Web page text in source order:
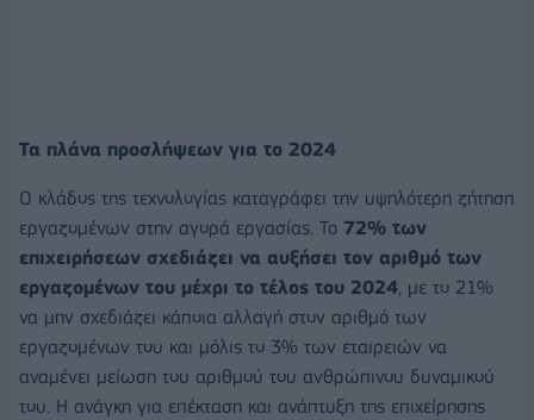
Τα πλάνα προσλήψεων για το 2024
Ο κλάδος της τεχνολογίας καταγράφει την υψηλότερη ζήτηση
εργαζομένων στην αγορά εργασίας. To 72% των
επιχειρήσεων σχεδιάζει να αυξήσει τον αριθμό των
εργαζομένων του μέχρι το τέλος του 2024, με το 21%
να μην σχεδιάζει κάποια αλλαγή στον αριθμό των
εργαζομένων του και μόλις το 3% των εταιρειών να
αναμένει μείωση του αριθμού του ανθρώπινου δυναμικού
του. Η ανάγκη για επέκταση και ανάπτυξη της επιχείρησης